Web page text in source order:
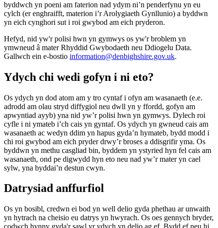
byddwch yn poeni am faterion nad ydym ni’n penderfynu yn eu
cylch (er enghraifft, materion i’r Arolygiaeth Gynllunio) a byddwn
yn eich cynghori sut i roi gwybod am eich pryderon.
Hefyd, nid yw'r polisi hwn yn gymwys os yw'r broblem yn
ymwneud â mater Rhyddid Gwybodaeth neu Ddiogelu Data.
Gallwch ein e-bostio information@denbighshire.gov.uk.
Ydych chi wedi gofyn i ni eto?
Os ydych yn dod atom am y tro cyntaf i ofyn am wasanaeth (e.e.
adrodd am olau stryd diffygiol neu dwll yn y ffordd, gofyn am
apwyntiad ayyb) yna nid yw’r polisi hwn yn gymwys. Dylech roi
cyfle i ni ymateb i’ch cais yn gyntaf. Os ydych yn gwneud cais am
wasanaeth ac wedyn ddim yn hapus gyda’n hymateb, bydd modd i
chi roi gwybod am eich pryder drwy’r broses a ddisgrifir yma. Os
byddwn yn methu casgliad bin, byddem yn ystyried hyn fel cais am
wasanaeth, ond pe digwydd hyn eto neu nad yw’r mater yn cael
sylw, yna byddai’n destun cwyn.
Datrysiad anffurfiol
Os yn bosibl, credwn ei bod yn well delio gyda phethau ar unwaith
yn hytrach na cheisio eu datrys yn hwyrach. Os oes gennych bryder,